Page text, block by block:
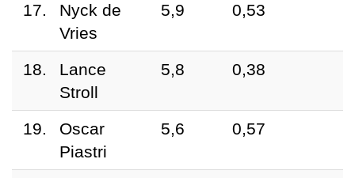
17.
Nyck de
Vries
5,9 0,53
18.
Lance
Stroll
5,8 0,38
19.
Oscar
Piastri
5,6 0,57